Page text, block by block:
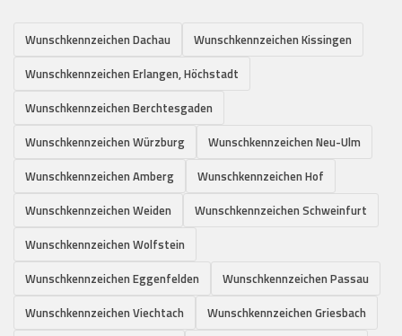
Wunschkennzeichen Dachau
Wunschkennzeichen Kissingen
Wunschkennzeichen Erlangen, Höchstadt
Wunschkennzeichen Berchtesgaden
Wunschkennzeichen Würzburg
Wunschkennzeichen Neu-Ulm
Wunschkennzeichen Amberg
Wunschkennzeichen Hof
Wunschkennzeichen Weiden
Wunschkennzeichen Schweinfurt
Wunschkennzeichen Wolfstein
Wunschkennzeichen Eggenfelden
Wunschkennzeichen Passau
Wunschkennzeichen Viechtach
Wunschkennzeichen Griesbach